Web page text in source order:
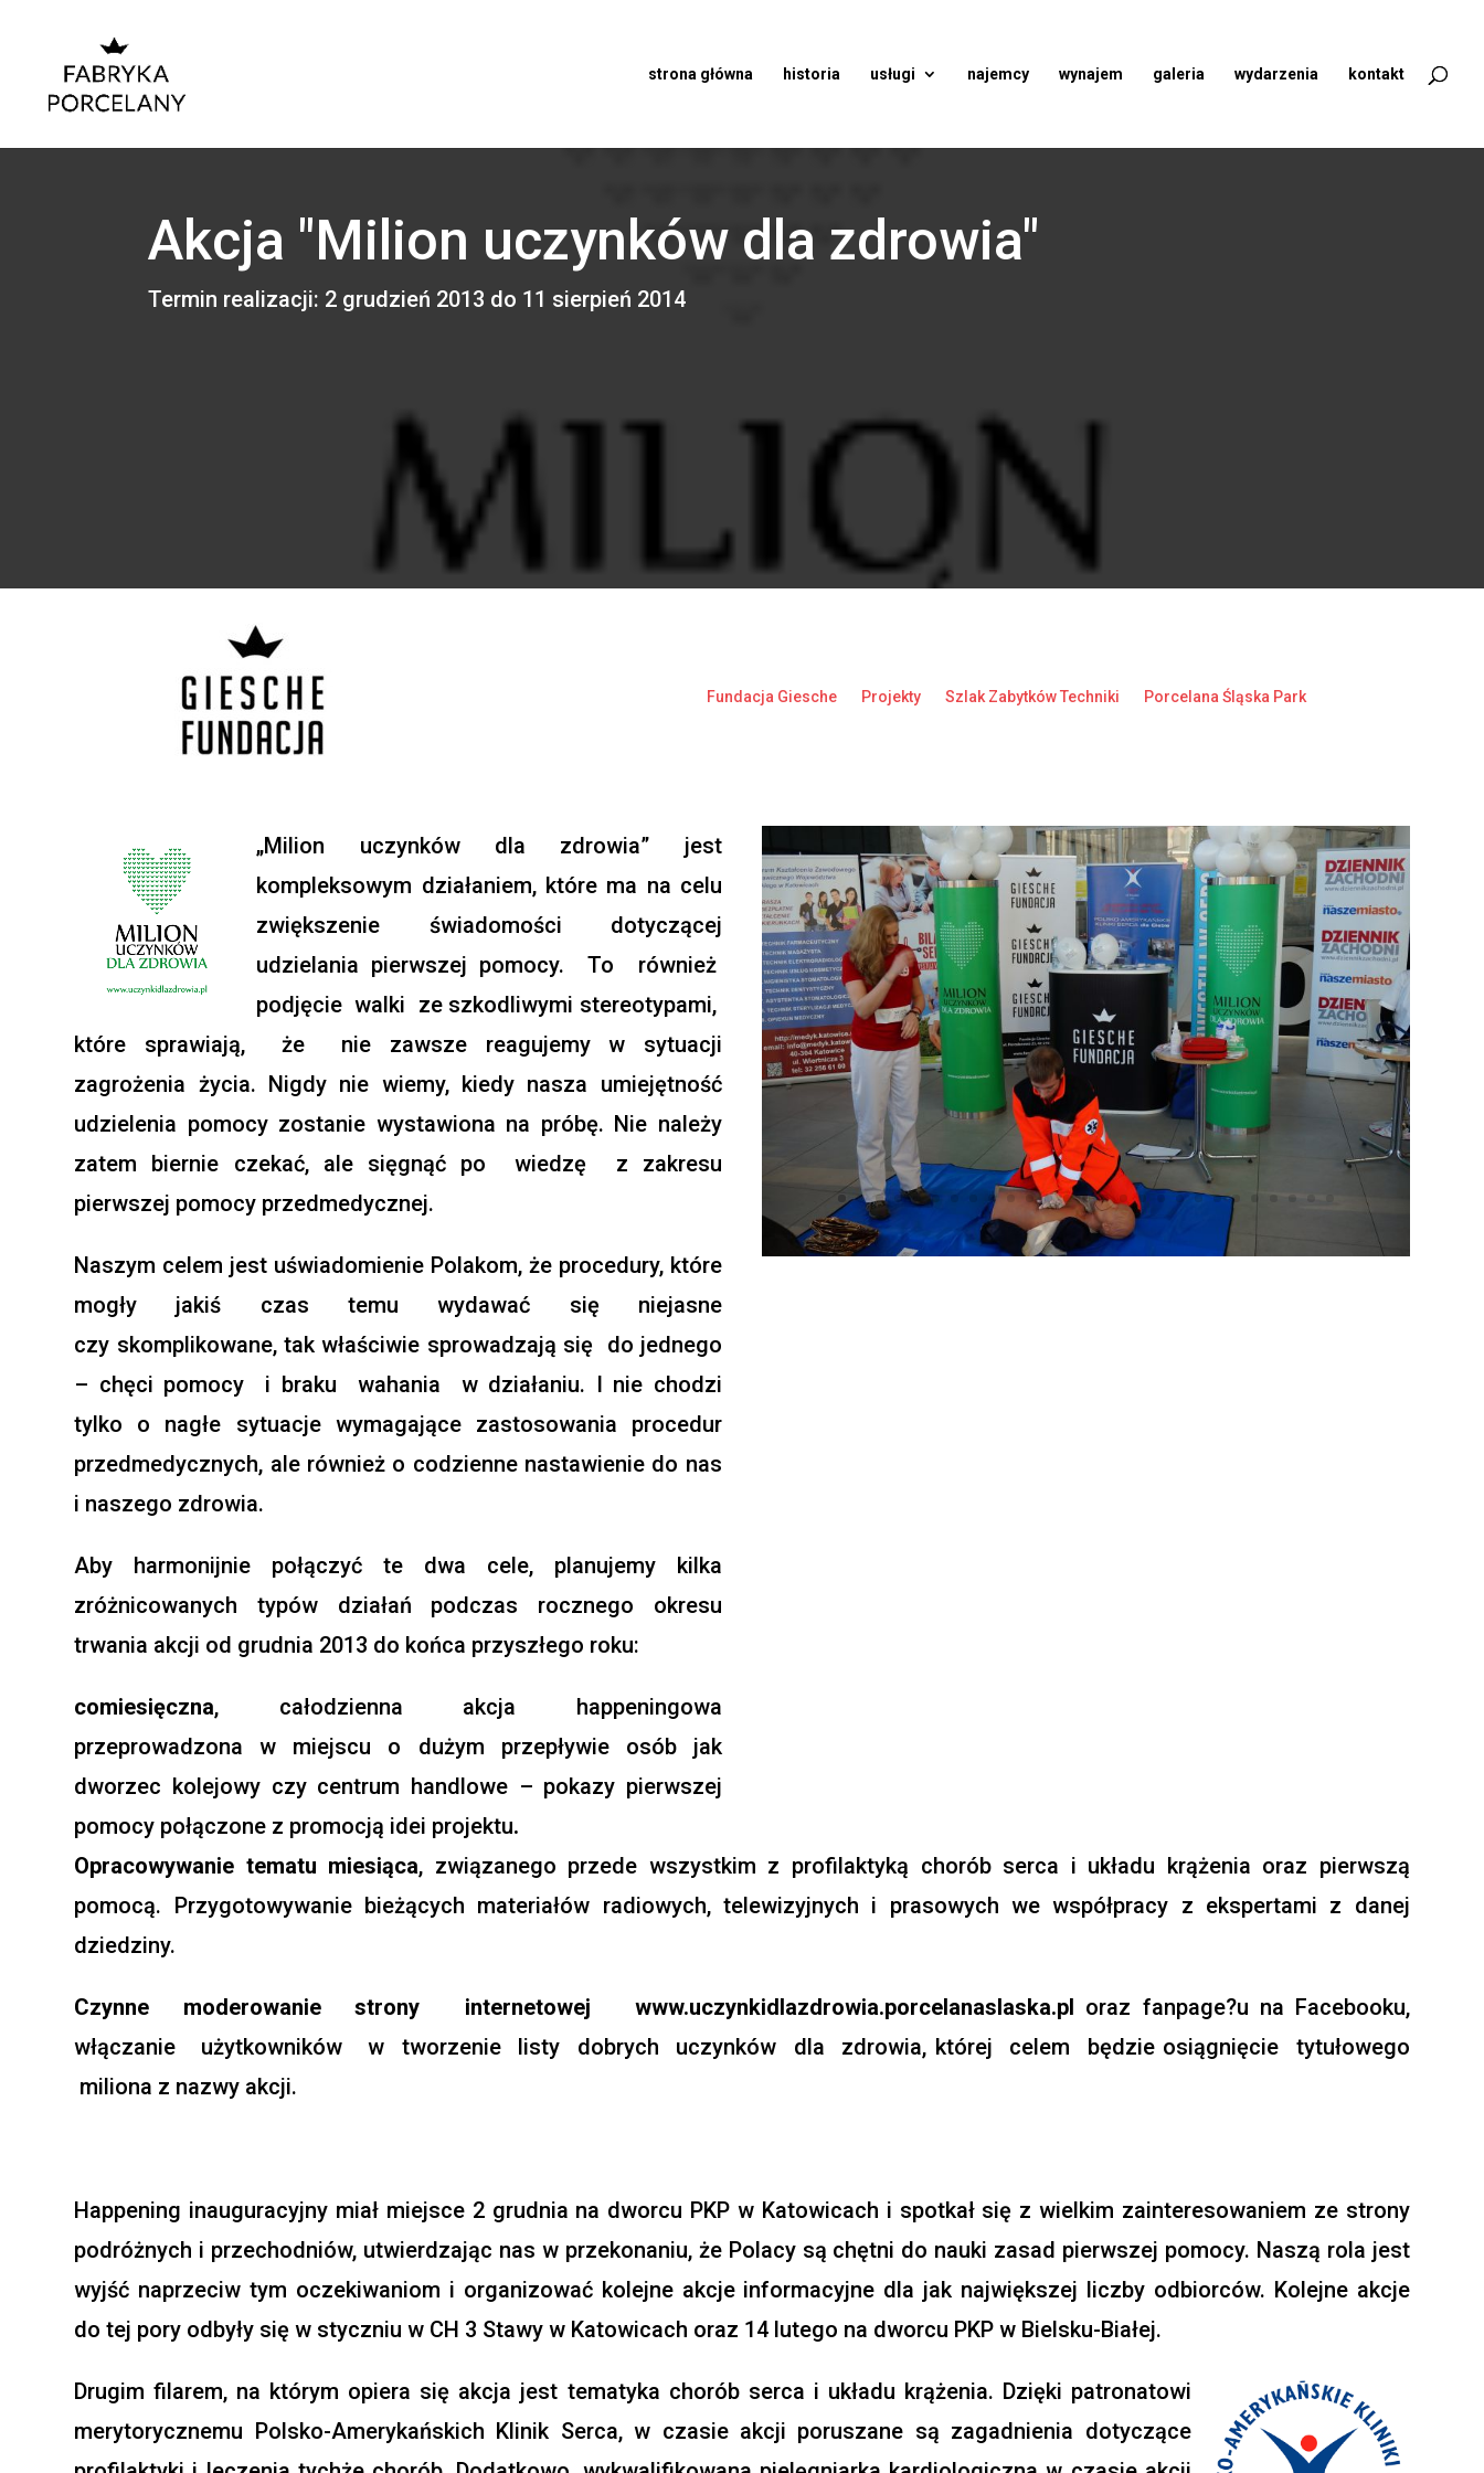
strona główna historia usługi najemcy wynajem galeria wydarzenia kontakt
Akcja "Milion uczynków dla zdrowia"
Termin realizacji: 2 grudzień 2013 do 11 sierpień 2014
Fundacja Giesche Projekty Szlak Zabytków Techniki Porcelana Śląska Park
„Milion uczynków dla zdrowia” jest
kompleksowym działaniem, które ma na celu
zwiększenie świadomości dotyczącej
udzielania pierwszej pomocy. To również
podjęcie walki ze szkodliwymi stereotypami,
które sprawiają, że nie zawsze reagujemy w sytuacji
zagrożenia życia. Nigdy nie wiemy, kiedy nasza umiejętność
udzielenia pomocy zostanie wystawiona na próbę. Nie należy
zatem biernie czekać, ale sięgnąć po wiedzę z zakresu
pierwszej pomocy przedmedycznej.
Naszym celem jest uświadomienie Polakom, że procedury, które
mogły jakiś czas temu wydawać się niejasne
czy skomplikowane, tak właściwie sprowadzają się do jednego
– chęci pomocy i braku wahania w działaniu. I nie chodzi
tylko o nagłe sytuacje wymagające zastosowania procedur
przedmedycznych, ale również o codzienne nastawienie do nas
i naszego zdrowia.
Aby harmonijnie połączyć te dwa cele, planujemy kilka
zróżnicowanych typów działań podczas rocznego okresu
trwania akcji od grudnia 2013 do końca przyszłego roku:
comiesięczna, całodzienna akcja happeningowa
przeprowadzona w miejscu o dużym przepływie osób jak
dworzec kolejowy czy centrum handlowe – pokazy pierwszej
pomocy połączone z promocją idei projektu.
Opracowywanie tematu miesiąca, związanego przede wszystkim z profilaktyką chorób serca i układu krążenia oraz pierwszą
pomocą. Przygotowywanie bieżących materiałów radiowych, telewizyjnych i prasowych we współpracy z ekspertami z danej
dziedziny.
Czynne moderowanie strony internetowejwww.uczynkidlazdrowia.porcelanaslaska.pl oraz fanpage?u na Facebooku,
włączanie użytkowników w tworzenie listy dobrych uczynków dla zdrowia, której celem będzie osiągnięcie tytułowego
miliona z nazwy akcji.
Happening inauguracyjny miał miejsce 2 grudnia na dworcu PKP w Katowicach i spotkał się z wielkim zainteresowaniem ze strony
podróżnych i przechodniów, utwierdzając nas w przekonaniu, że Polacy są chętni do nauki zasad pierwszej pomocy. Naszą rola jest
wyjść naprzeciw tym oczekiwaniom i organizować kolejne akcje informacyjne dla jak największej liczby odbiorców. Kolejne akcje
do tej pory odbyły się w styczniu w CH 3 Stawy w Katowicach oraz 14 lutego na dworcu PKP w Bielsku-Białej.
Drugim filarem, na którym opiera się akcja jest tematyka chorób serca i układu krążenia. Dzięki patronatowi
merytorycznemu Polsko-Amerykańskich Klinik Serca, w czasie akcji poruszane są zagadnienia dotyczące